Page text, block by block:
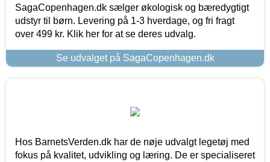
SagaCopenhagen.dk sælger økologisk og bæredygtigt
udstyr til børn. Levering på 1-3 hverdage, og fri fragt
over 499 kr. Klik her for at se deres udvalg.
Se udvalget på SagaCopenhagen.dk
Hos BarnetsVerden.dk har de nøje udvalgt legetøj med
fokus på kvalitet, udvikling og læring. De er specialiseret